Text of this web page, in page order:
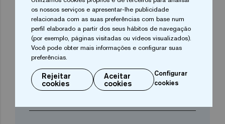
Cidade*
os nossos serviços e apresentar-lhe publicidade
relacionada com as suas preferências com base num
perfil elaborado a partir dos seus hábitos de navegação
(por exemplo, páginas visitadas ou vídeos visualizados).
Você pode obter mais informações e configurar suas
preferências.
Rejeitar
cookies
Aceitar
cookies
Configurar
cookies